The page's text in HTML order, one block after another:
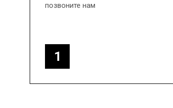
1
позвоните нам